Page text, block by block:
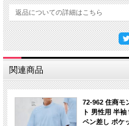
返品についての詳細はこちら
関連商品
72-962 住商モ
ト 男性用 半
ペン差し ポケ